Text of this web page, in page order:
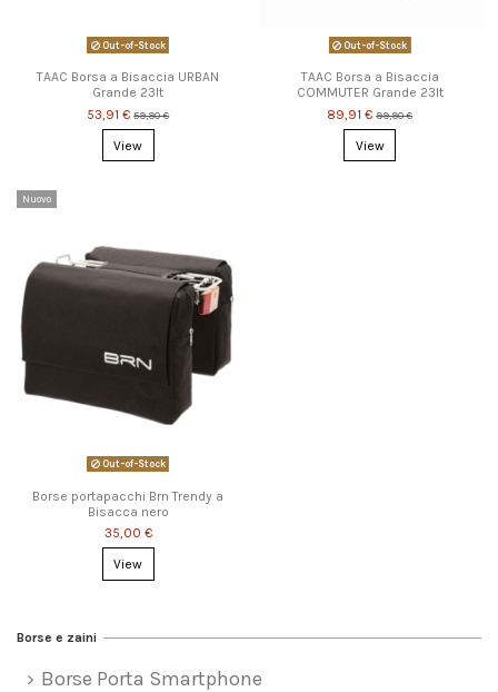
Out-of-Stock
TAAC Borsa a Bisaccia URBAN
Grande 23lt
53,91 € 59,90 €
View
Out-of-Stock
TAAC Borsa a Bisaccia
COMMUTER Grande 23lt
89,91 € 99,90 €
View
Nuovo
Out-of-Stock
Borse portapacchi Brn Trendy a
Bisacca nero
35,00 €
View
Borse e zaini
Borse Porta Smartphone